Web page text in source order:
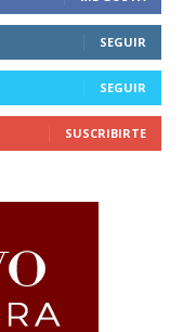
SEGUIR
SEGUIR
SUSCRIBIRTE